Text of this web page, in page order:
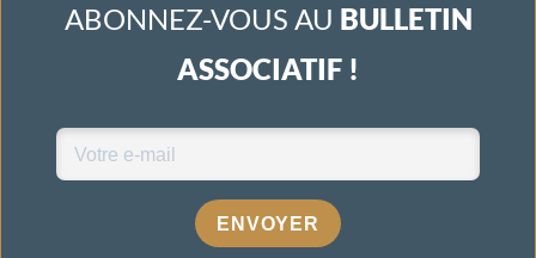
ABONNEZ-VOUS AU BULLETIN
ASSOCIATIF !
ENVOYER